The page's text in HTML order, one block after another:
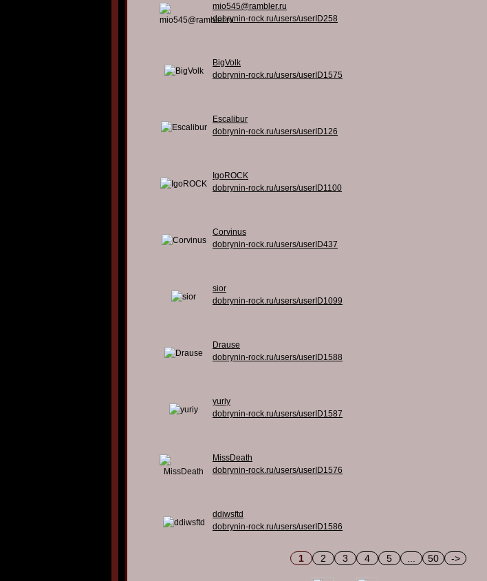
mio545@rambler.ru
dobrynin-rock.ru/users/userID258
BigVolk
dobrynin-rock.ru/users/userID1575
Escalibur
dobrynin-rock.ru/users/userID126
IgoROCK
dobrynin-rock.ru/users/userID1100
Corvinus
dobrynin-rock.ru/users/userID437
sior
dobrynin-rock.ru/users/userID1099
Drause
dobrynin-rock.ru/users/userID1588
yuriy
dobrynin-rock.ru/users/userID1587
MissDeath
dobrynin-rock.ru/users/userID1576
ddiwsftd
dobrynin-rock.ru/users/userID1586
1 2 3 4 5 50 ->